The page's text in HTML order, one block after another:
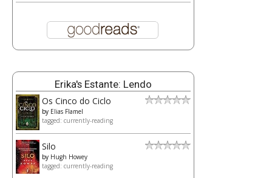
Erika's Estante: Lendo
Os Cinco do Ciclo
by Elias Flamel
tagged: currently-reading
Silo
by Hugh Howey
tagged: currently-reading